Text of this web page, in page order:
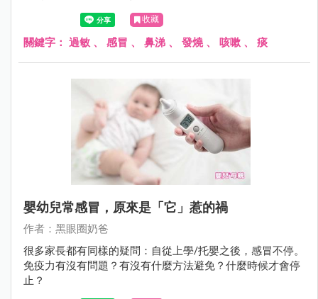
收藏
關鍵字： 過敏 、 感冒 、 鼻涕 、 發燒、 咳嗽 、 痰
嬰幼兒常感冒，原來是「它」惹的禍
作者：黑眼圈奶爸
很多家長都有同樣的疑問：自從上學/托嬰之後，感冒不停。
免疫力有沒有問題？有沒有什麼方法避免？什麼時候才會停
止？